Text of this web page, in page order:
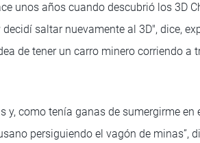
unos años cuando descubrió los 3D
saltar nuevamente al 3D", dice,
de tener un carro minero corriendo a
como tenía ganas de sumergirme en
persiguiendo el vagón de minas”,